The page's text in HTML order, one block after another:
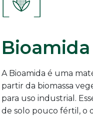
Bioamida
A Bioamida é uma
partir da biomassa
para uso industrial.
de solo pouco fértil, o